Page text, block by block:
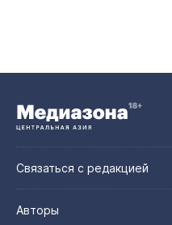
Связаться с редакцией
Авторы